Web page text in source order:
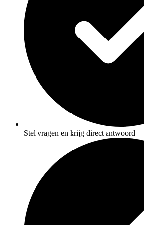
Stel vragen en krijg direct antwoord